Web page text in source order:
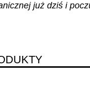
już dziś i